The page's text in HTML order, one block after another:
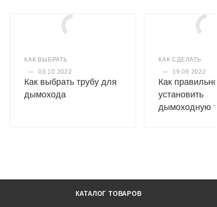
КАК ВЫБРАТЬ
—
03.10.2022
Как выбрать трубу для
дымохода
КАК СДЕЛАТЬ
—
19.09.2022
Как
установить
дымоходную
КАТАЛОГ ТОВАРОВ